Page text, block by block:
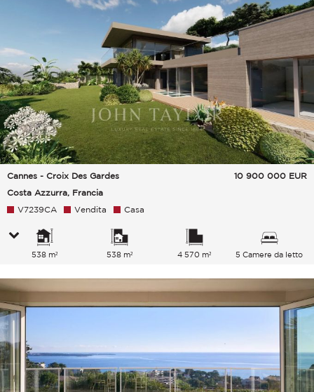
Cannes - Croix Des Gardes
Costa Azzurra, Francia
10 900 000 EUR
V7239CA Vendita Casa
538 m² 538 m² 4 570 m² 5 Camere da letto